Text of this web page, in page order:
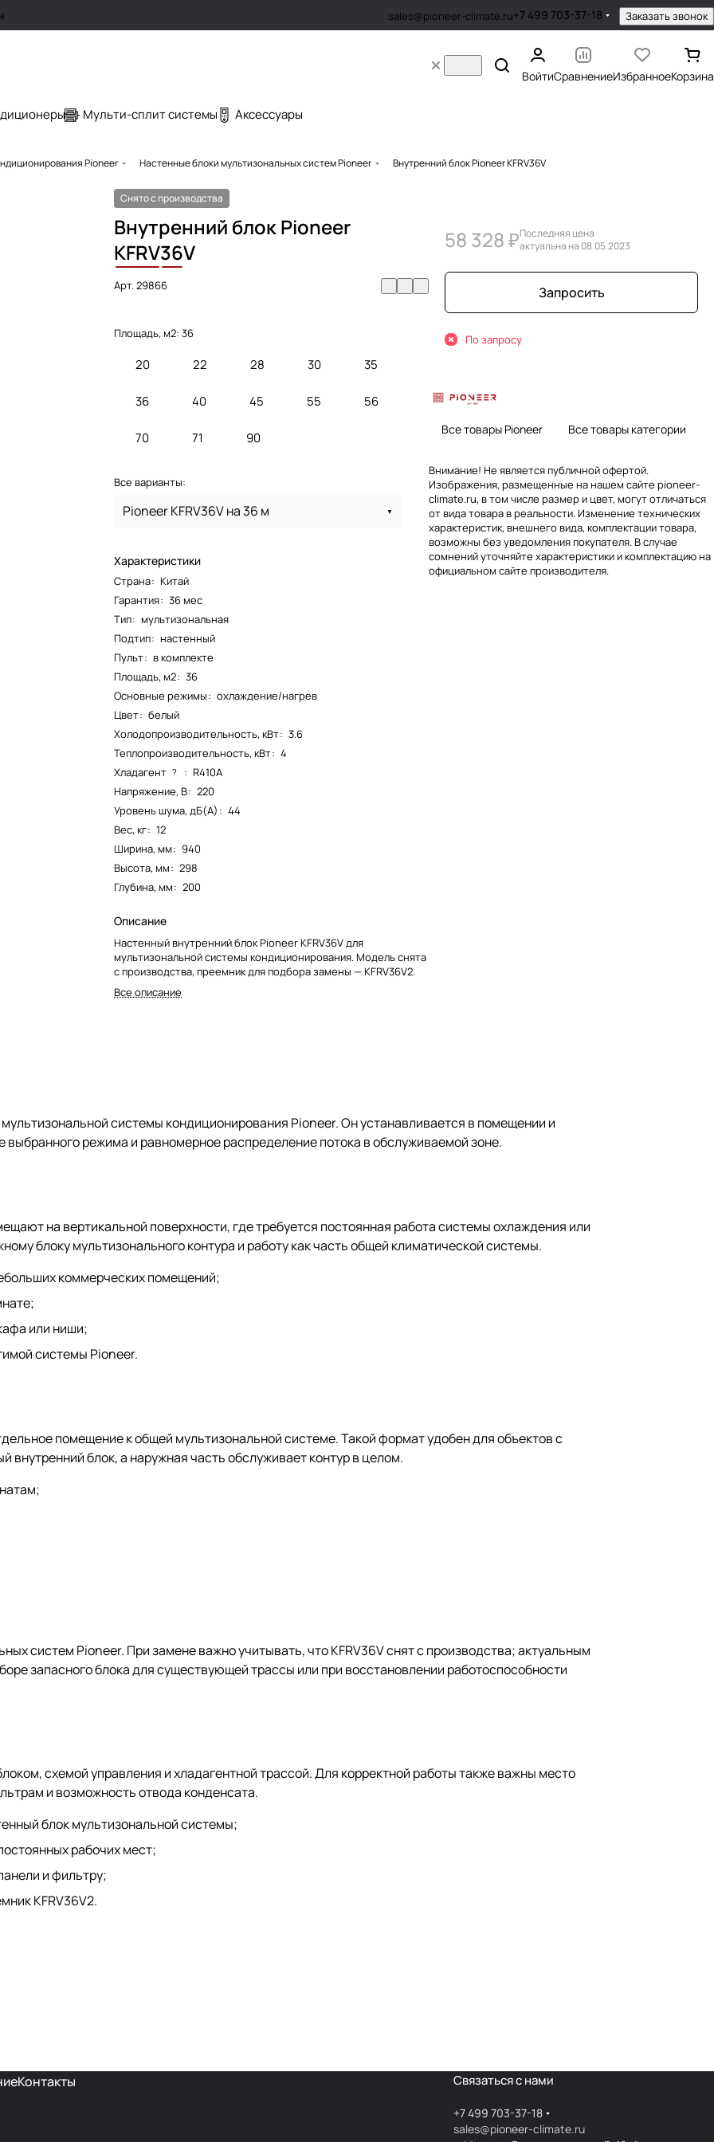
sales@pioneer-climate.ru+7 499 703-37-18 Заказать звонок
ВойтиСравнениеИзбранноеКорзина
Мульти-сплит системы Аксессуары
Pioneer Настенные блоки мультизональных систем Pioneer Внутренний блок Pioneer KFRV36V
Снято с производства
Внутренний блок Pioneer
KFRV36V
Арт.29866
Площадь, м2:36
20 22 28 30 35
36 40 45 55 56
70 71 90
Все варианты:
Pioneer KFRV36V на 36 м
Характеристики
Страна: Китай
Гарантия: 36 мес
Тип: мультизональная
Подтип: настенный
Пульт: в комплекте
Площадь, м2: 36
Основные режимы: охлаждение/нагрев
Цвет: белый
Холодопроизводительность, кВт: 3.6
Теплопроизводительность, кВт: 4
Хладагент ? : R410A
Напряжение, В: 220
Уровень шума, дБ(А) : 44
Вес, кг: 12
Ширина, мм: 940
Высота, мм: 298
Глубина, мм: 200
Описание
Настенный внутренний блок Pioneer KFRV36V для
мультизональной системы кондиционирования. Модель снята
с производства, преемник для подбора замены — KFRV36V2.
Все описание
58 328 ₽Последняя цена
актуальна на 08.05.2023
Запросить
По запросу
Все товары Pioneer Все товары категории
Внимание! Не является публичной офертой.
Изображения, размещенные на нашем сайте pioneer-
climate.ru, в том числе размер и цвет, могут отличаться
от вида товара в реальности. Изменение технических
характеристик, внешнего вида, комплектации товара,
возможны без уведомления покупателя. В случае
сомнений уточняйте характеристики и комплектацию на
официальном сайте производителя.
системы кондиционирования Pioneer. Он устанавливается в помещении и
выбранного режима и равномерное распределение потока в обслуживаемой зоне.
на вертикальной поверхности, где требуется постоянная работа системы охлаждения или
блоку мультизонального контура и работу как часть общей климатической системы.
коммерческих помещений;
или ниши;
системы Pioneer.
помещение к общей мультизональной системе. Такой формат удобен для объектов с
блок, а наружная часть обслуживает контур в целом.
систем Pioneer. При замене важно учитывать, что KFRV36V снят с производства; актуальным
запасного блока для существующей трассы или при восстановлении работоспособности
схемой управления и хладагентной трассой. Для корректной работы также важны место
и возможность отвода конденсата.
блок мультизональной системы;
рабочих мест;
и фильтру;
KFRV36V2.
Контакты Связаться с нами
+7 499 703-37-18
sales@pioneer-climate.ru